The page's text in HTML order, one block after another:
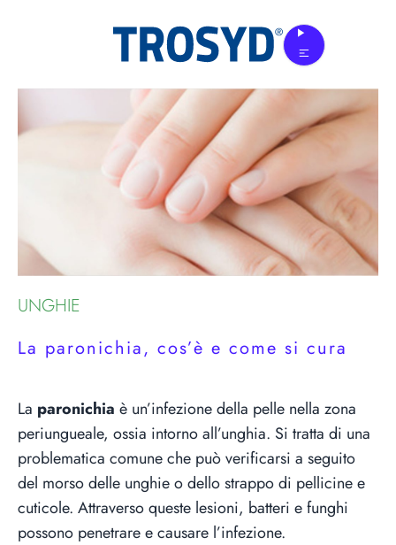
UNGHIE
La paronichia, cos’è e come si cura
La paronichia è un’infezione della pelle nella zona
periungueale, ossia intorno all’unghia. Si tratta di una
problematica comune che può verificarsi a seguito
del morso delle unghie o dello strappo di pellicine e
cuticole. Attraverso queste lesioni, batteri e funghi
possono penetrare e causare l’infezione.